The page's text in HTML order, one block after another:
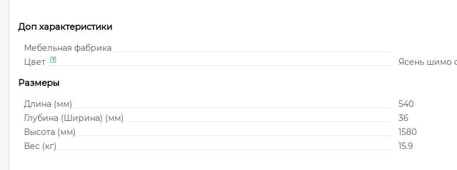
Доп характеристики
Мебельная фабрика
Цвет
Ясень шимо
Размеры
Длина (мм)
540
Глубина (Ширина) (мм)
36
Высота (мм)
1580
Вес (кг)
15.9